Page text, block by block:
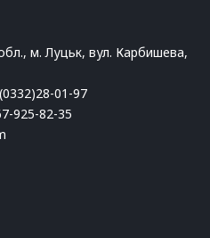
м. Луцьк, вул. Карбишева,
01-97
925-82-35